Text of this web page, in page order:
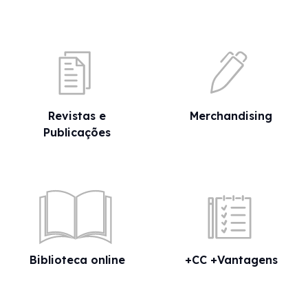
Revistas e
Publicações
Merchandising
Biblioteca online +CC +Vantagens